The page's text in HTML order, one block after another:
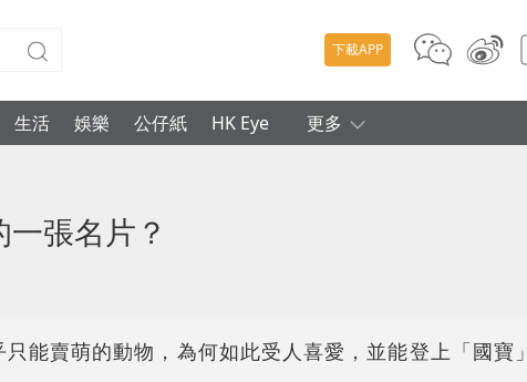
下載APP
生活 娛樂 公仔紙 HK Eye 更多
張名片？
能賣萌的動物，為何如此受人喜愛，並能登上「國寶」